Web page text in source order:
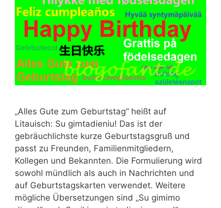
„Alles Gute zum Geburtstag“ heißt auf
Litauisch: Su gimtadieniu! Das ist der
gebräuchlichste kurze Geburtstagsgruß und
passt zu Freunden, Familienmitgliedern,
Kollegen und Bekannten. Die Formulierung wird
sowohl mündlich als auch in Nachrichten und
auf Geburtstagskarten verwendet. Weitere
mögliche Übersetzungen sind „Su gimimo